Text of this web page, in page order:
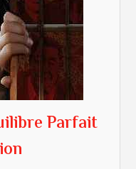
Parfait